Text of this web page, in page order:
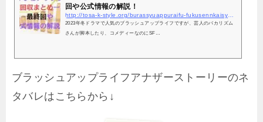
回や公式情報の解説！
2023年冬ドラマで人気のブラッシュアップライフですが、芸人のバカリズム
さんが脚本したり、コメディーなのにSF…
ブラッシュアップライフアナザーストーリーのネ
タバレはこちらから↓